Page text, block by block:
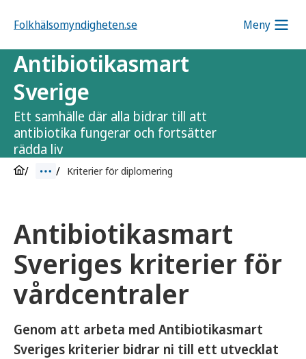
Folkhälsomyndigheten.se Meny
Antibiotikasmart
Sverige
Ett samhälle där alla bidrar till att
antibiotika fungerar och fortsätter
rädda liv
Kriterier för diplomering
Antibiotikasmart
Sveriges kriterier för
vårdcentraler
Genom att arbeta med Antibiotikasmart
Sveriges kriterier bidrar ni till ett utvecklat